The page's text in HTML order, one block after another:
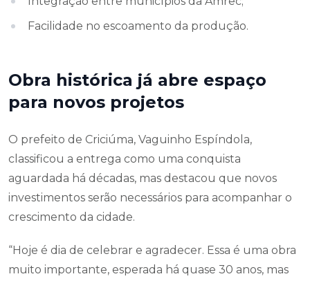
Facilidade no escoamento da produção.
Obra histórica já abre espaço
para novos projetos
O prefeito de Criciúma, Vaguinho Espíndola,
classificou a entrega como uma conquista
aguardada há décadas, mas destacou que novos
investimentos serão necessários para acompanhar o
crescimento da cidade.
“Hoje é dia de celebrar e agradecer. Essa é uma obra
muito importante, esperada há quase 30 anos, mas